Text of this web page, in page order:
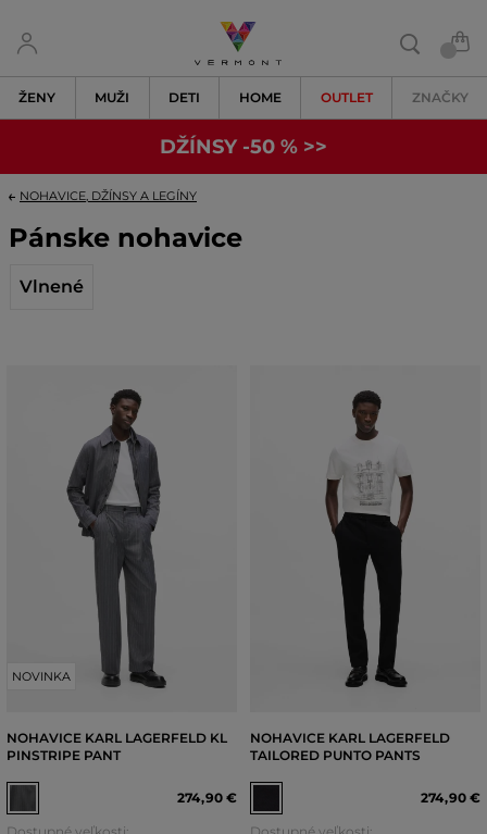
ŽENY MUŽI DETI HOME OUTLET ZNAČKY
DŽÍNSY -50 % >>
NOHAVICE, DŽÍNSY A LEGÍNY
Pánske nohavice
Vlnené
NOVINKA
NOHAVICE KARL LAGERFELD KL
PINSTRIPE PANT
274,90 €
NOHAVICE KARL LAGERFELD
TAILORED PUNTO PANTS
274,90 €